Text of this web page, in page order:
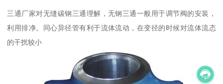
三通厂家对无缝碳钢三通理解，无钢三通一般用于调节阀的安装，
利用排净。同心异径管有利于流体流动，在变径的时候对流体流态
的干扰较小